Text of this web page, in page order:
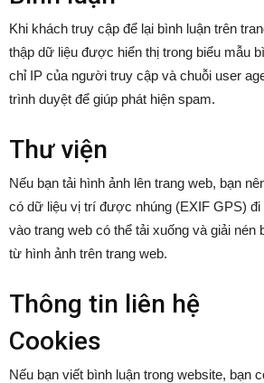
Khi khách truy cập để lại bình luận trên
thập dữ liệu được hiển thị trong biểu mẫu
chỉ IP của người truy cập và chuỗi user
trình duyệt để giúp phát hiện spam.
Thư viện
Nếu bạn tải hình ảnh lên trang web, bạn
có dữ liệu vị trí được nhúng (EXIF GPS)
vào trang web có thể tải xuống và giải nén
từ hình ảnh trên trang web.
Thông tin liên hệ
Cookies
Nếu bạn viết bình luận trong website, bạn